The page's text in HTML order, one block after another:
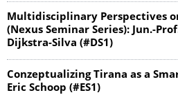
Multidiscipli­nary Perspectives
(Nexus Seminar Series): Jun.-
Dijkstra-Silva (#DS1)
Conzeptualizing Tirana as a
Eric Schoop (#ES1)